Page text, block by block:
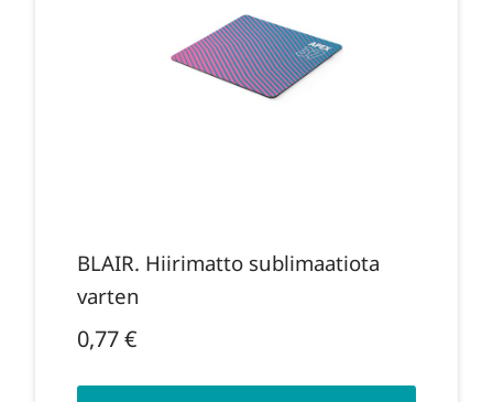
BLAIR. Hiirimatto sublimaatiota
varten
0,77€